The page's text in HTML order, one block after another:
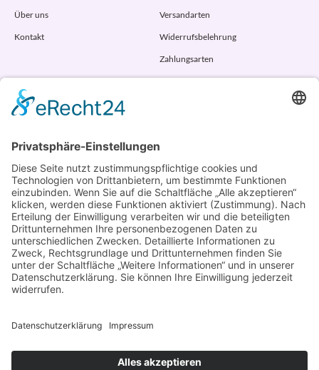
Über uns
Kontakt
Versandarten
Widerrufsbelehrung
Zahlungsarten
AGB
47804 Krefeld
+49 176 58266120
+49 176 58266120
+48 609 953 066
info@kotarek.com
partner@kotarek.com B2B / Dropshipping
Copyright ©2026 Kotarek. All rights reserved.